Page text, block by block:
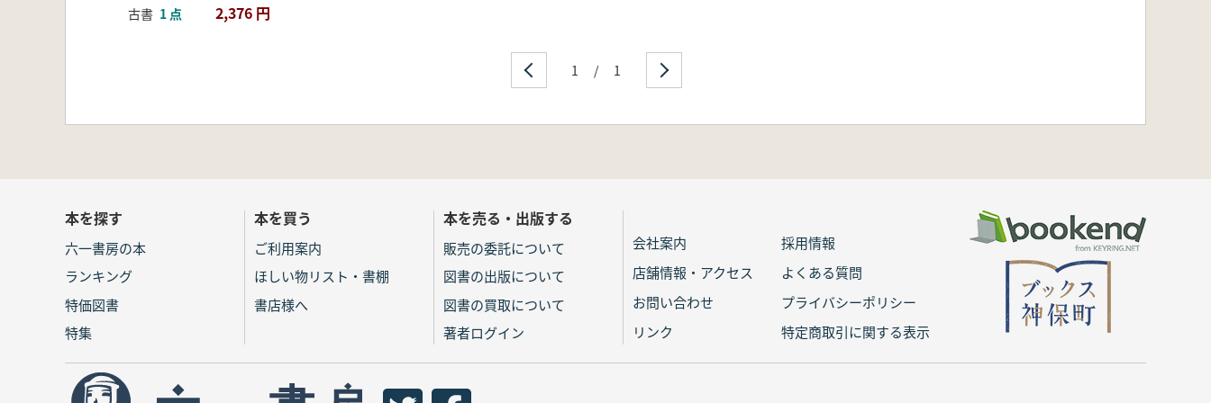
古書 1 点 2,376 円
1 / 1
本を探す
六一書房の本
ランキング
特価図書
特集
本を買う
ご利用案内
ほしい物リスト・書棚
書店様へ
本を売る・出版する
販売の委託について
図書の出版について
図書の買取について
著者ログイン
会社案内
採用情報
店舗情報・アクセス
よくある質問
お問い合わせ
プライバシーポリシー
リンク
特定商取引に関する表示